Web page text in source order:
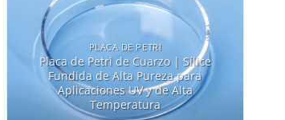
PLACA DE PETRI
Placa de Petri de Cuarzo | Sílice
Fundida de Alta Pureza para
Aplicaciones UV y de Alta
Temperatura